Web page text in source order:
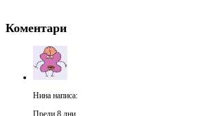
Коментари
Нина написа:
Преди 8 дни